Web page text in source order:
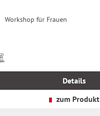
Workshop für Frauen
Details
zum Produkt